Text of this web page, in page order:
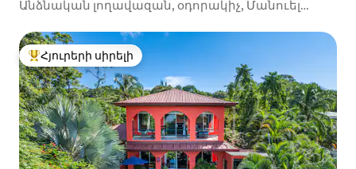
Անձնական լողավազան, օդորակիչ, Մանուել
լիցքավորում, 3 մահճակալ
Հյուրերի սիրելի լավագույն տները
Հյուրերի սիրելի